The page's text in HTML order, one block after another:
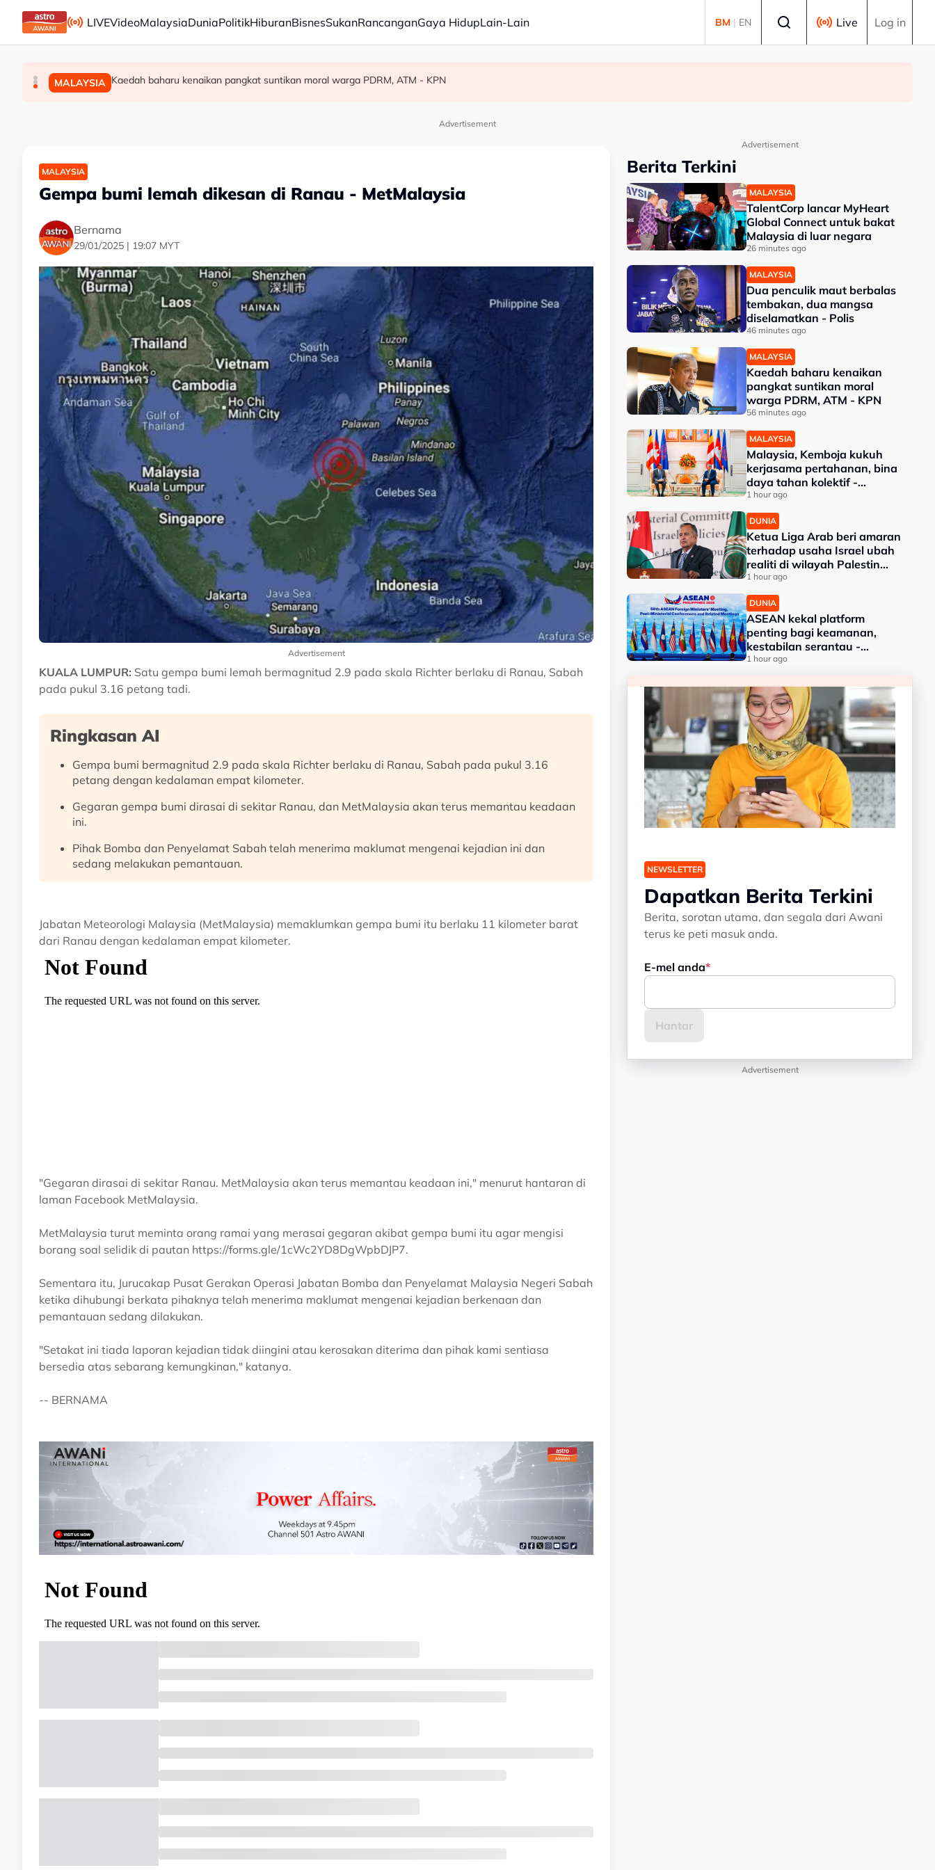
Skip to main content
LIVEVideoMalaysiaDuniaPolitikHiburanBisnesSukanRancanganGaya HidupLain-Lain BM | EN Live Log in
MALAYSIA TalentCorp lancar MyHeart Global Connect untuk bakat Malaysia di luar negara
MALAYSIA Dua penculik maut berbalas tembakan, dua mangsa diselamatkan - Polis
MALAYSIA Kaedah baharu kenaikan pangkat suntikan moral warga PDRM, ATM - KPN
Advertisement
MALAYSIA
Gempa bumi lemah dikesan di Ranau - MetMalaysia
Bernama
29/01/2025 | 19:07 MYT
Advertisement
KUALA LUMPUR: Satu gempa bumi lemah bermagnitud 2.9 pada skala Richter berlaku di Ranau, Sabah
pada pukul 3.16 petang tadi.
Ringkasan AI
Gempa bumi bermagnitud 2.9 pada skala Richter berlaku di Ranau, Sabah pada pukul 3.16
petang dengan kedalaman empat kilometer.
Gegaran gempa bumi dirasai di sekitar Ranau, dan MetMalaysia akan terus memantau keadaan
ini.
Pihak Bomba dan Penyelamat Sabah telah menerima maklumat mengenai kejadian ini dan
sedang melakukan pemantauan.
Jabatan Meteorologi Malaysia (MetMalaysia) memaklumkan gempa bumi itu berlaku 11 kilometer barat
dari Ranau dengan kedalaman empat kilometer.
"Gegaran dirasai di sekitar Ranau. MetMalaysia akan terus memantau keadaan ini," menurut hantaran di
laman Facebook MetMalaysia.
MetMalaysia turut meminta orang ramai yang merasai gegaran akibat gempa bumi itu agar mengisi
borang soal selidik di pautan https://forms.gle/1cWc2YD8DgWpbDJP7.
Sementara itu, Jurucakap Pusat Gerakan Operasi Jabatan Bomba dan Penyelamat Malaysia Negeri Sabah
ketika dihubungi berkata pihaknya telah menerima maklumat mengenai kejadian berkenaan dan
pemantauan sedang dilakukan.
"Setakat ini tiada laporan kejadian tidak diingini atau kerosakan diterima dan pihak kami sentiasa
bersedia atas sebarang kemungkinan," katanya.
-- BERNAMA
Advertisement
Berita Terkini
MALAYSIA
TalentCorp lancar MyHeart
Global Connect untuk bakat
Malaysia di luar negara
26 minutes ago
MALAYSIA
Dua penculik maut berbalas
tembakan, dua mangsa
diselamatkan - Polis
46 minutes ago
MALAYSIA
Kaedah baharu kenaikan
pangkat suntikan moral
warga PDRM, ATM - KPN
56 minutes ago
MALAYSIA
Malaysia, Kemboja kukuh
kerjasama pertahanan, bina
daya tahan kolektif -
Mohamed Khaled
1 hour ago
DUNIA
Ketua Liga Arab beri amaran
terhadap usaha Israel ubah
realiti di wilayah Palestin
diduduki
1 hour ago
DUNIA
ASEAN kekal platform
penting bagi keamanan,
kestabilan serantau -
Menteri Luar Kemboja
1 hour ago
NEWSLETTER
Dapatkan Berita Terkini
Berita, sorotan utama, dan segala dari Awani
terus ke peti masuk anda.
E-mel anda
Advertisement